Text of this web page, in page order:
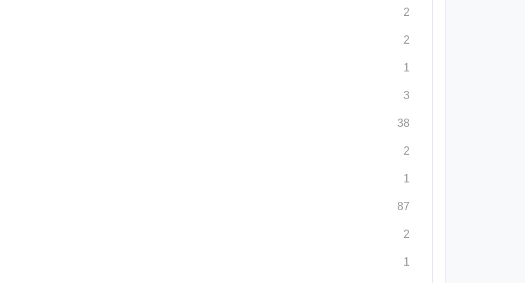
2
2
1
3
38
2
1
87
2
1